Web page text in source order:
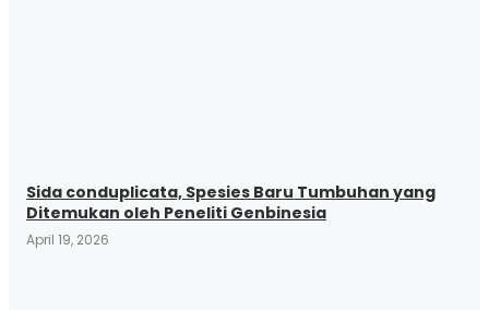
Sida conduplicata, Spesies Baru Tumbuhan yang
Ditemukan oleh Peneliti Genbinesia
April 19, 2026